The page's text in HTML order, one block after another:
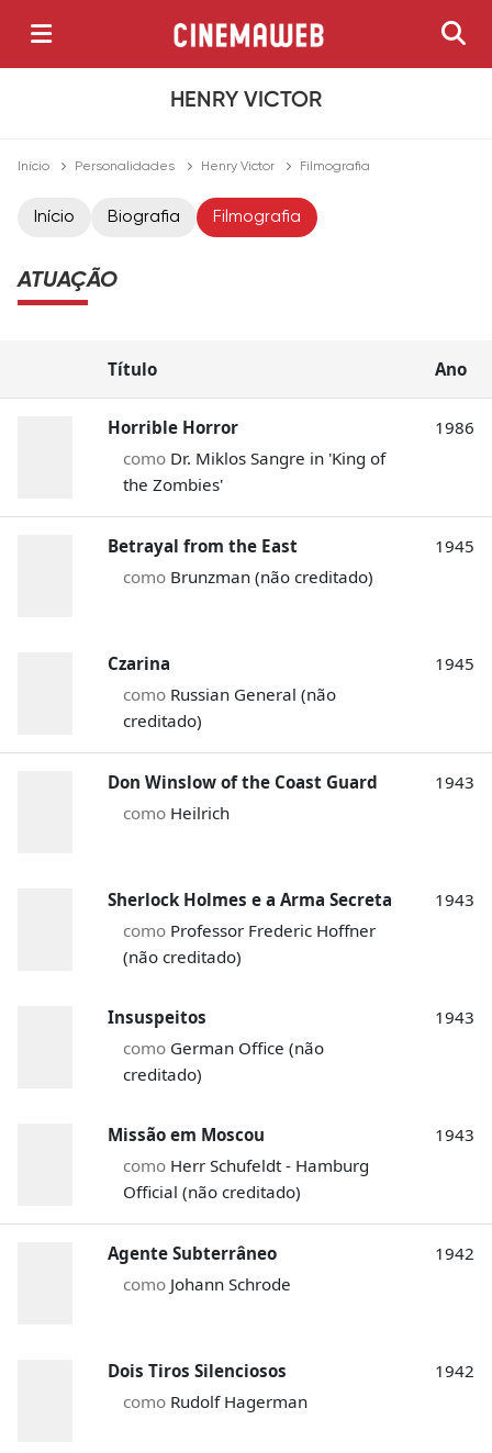
HENRY VICTOR
Início Personalidades Henry Victor Filmografia
Início Biografia Filmografia
ATUAÇÃO
Título Ano
Horrible Horror
como Dr. Miklos Sangre in 'King of
the Zombies'
1986
Betrayal from the East
como Brunzman (não creditado)
1945
Czarina
como Russian General (não
creditado)
1945
Don Winslow of the Coast Guard
como Heilrich
1943
Sherlock Holmes e a Arma Secreta
como Professor Frederic Hoffner
(não creditado)
1943
Insuspeitos
como German Office (não
creditado)
1943
Missão em Moscou
como Herr Schufeldt - Hamburg
Official (não creditado)
1943
Agente Subterrâneo
como Johann Schrode
1942
Dois Tiros Silenciosos
como Rudolf Hagerman
1942